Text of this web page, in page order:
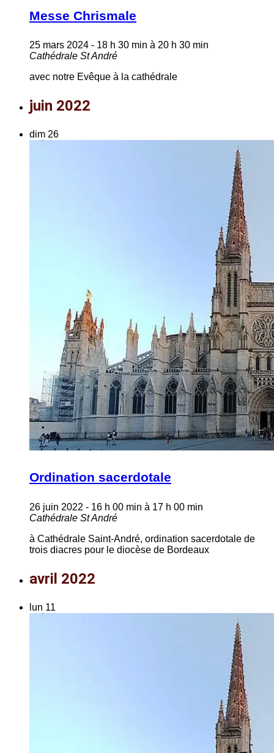
Messe Chrismale
25 mars 2024 - 18 h 30 min à 20 h 30 min
Cathédrale St André
avec notre Evêque à la cathédrale
juin 2022
dim 26
Ordination sacerdotale
26 juin 2022 - 16 h 00 min à 17 h 00 min
Cathédrale St André
à Cathédrale Saint-André, ordination sacerdotale de
trois diacres pour le diocèse de Bordeaux
avril 2022
lun 11